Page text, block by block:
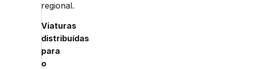
regional.
Viaturas
distribuídas
para
o